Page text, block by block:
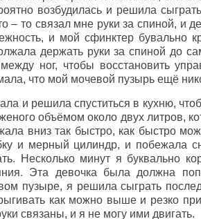
возбудилась и решила
– то связал мне руки за спиной, и
и мой сфинктер бувально
держать руки за спиной до
между ног, чтобы восстановить
что мой мочевой пузырь ещё
и решила спуститься в кухню,
объёмом около двух литров,
вниз так быстро, как быстро
и мерный цилиндр, и побежала
Несколько минут я буквально
Эта девочка была должна
пузыре, я решила сыграть
как можно выше и резко
связаны, и я не могу ими двигать.